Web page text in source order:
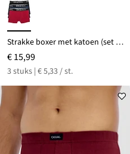
Strakke boxer met katoen (set van 3)
€ 15,99
3 stuks | € 5,33 / st.